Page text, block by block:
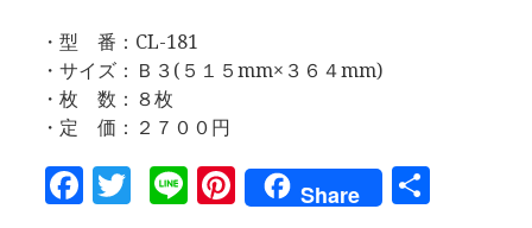
・型 番：CL-181
・サイズ：Ｂ３(５１５mm×３６４mm)
・枚 数：８枚
・定 価：２７００円
Facebook
Twitter
LinePinterest
Share
共